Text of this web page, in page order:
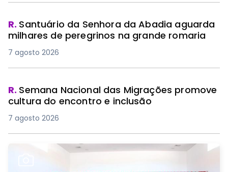
R. Santuário da Senhora da Abadia aguarda
milhares de peregrinos na grande romaria
7 agosto 2026
R. Semana Nacional das Migrações promove
cultura do encontro e inclusão
7 agosto 2026